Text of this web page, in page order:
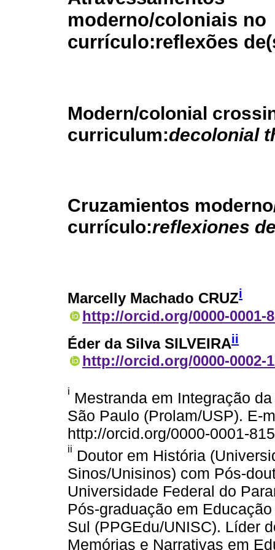
moderno/coloniais no
currículo:reflexões
Modern/colonial
curriculum:decolonial
Cruzamientos
currículo:reflexiones
Marcelly Machado CRUZi
http://orcid.org/0000-0001-
Éder da Silva SILVEIRAii
http://orcid.org/0000-0002-
i Mestranda em Integração
São Paulo (Prolam/USP). E-
http://orcid.org/0000-0001-
ii Doutor em História
Sinos/Unisinos) com Pós-
Universidade Federal do
Pós-graduação em
Sul (PPGEdu/UNISC). Líder
Memórias e Narrativas em